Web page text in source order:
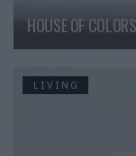
HOUSE OF
LIVING